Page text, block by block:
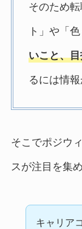
そのため
ト」や「
いこと、
るには情報
そこでポジウ
スが注目を集
キャリア